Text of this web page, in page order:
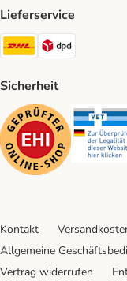
Lieferservice
DHL Shipping
Sicherheit
Security
Kontakt
Allgemeine
Vertrag widerrufen